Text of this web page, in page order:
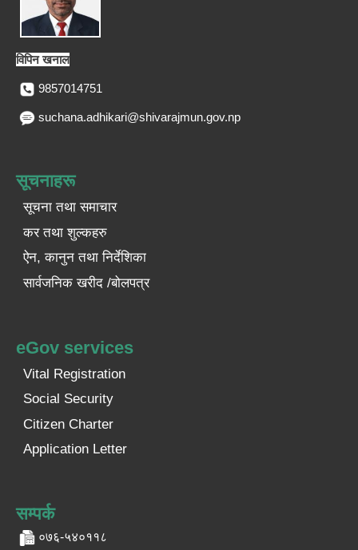
विपिन खनाल
9857014751
suchana.adhikari@shivarajmun.gov.np
सूचनाहरू
सूचना तथा समाचार
कर तथा शुल्कहरु
ऐन, कानुन तथा निर्देशिका
सार्वजनिक खरीद /बोलपत्र
eGov services
Vital Registration
Social Security
Citizen Charter
Application Letter
सम्पर्क
०७६-५४०११८